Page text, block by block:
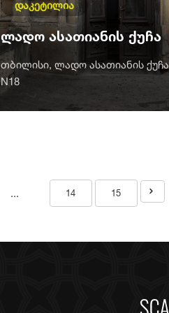
დაკეტილია
ლადო ასათიანის ქუჩა
თბილისი, ლადო ასათიანის ქუჩა
N18
... 14 15